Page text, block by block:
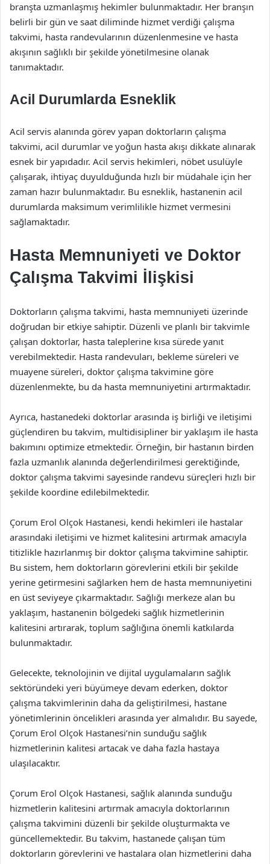
branşta uzmanlaşmış hekimler bulunmaktadır. Her branşın
belirli bir gün ve saat diliminde hizmet verdiği çalışma
takvimi, hasta randevularının düzenlenmesine ve hasta
akışının sağlıklı bir şekilde yönetilmesine olanak
tanımaktadır.
Acil Durumlarda Esneklik
Acil servis alanında görev yapan doktorların çalışma
takvimi, acil durumlar ve yoğun hasta akışı dikkate alınarak
esnek bir yapıdadır. Acil servis hekimleri, nöbet usulüyle
çalışarak, ihtiyaç duyulduğunda hızlı bir müdahale için her
zaman hazır bulunmaktadır. Bu esneklik, hastanenin acil
durumlarda maksimum verimlilikle hizmet vermesini
sağlamaktadır.
Hasta Memnuniyeti ve Doktor
Çalışma Takvimi İlişkisi
Doktorların çalışma takvimi, hasta memnuniyeti üzerinde
doğrudan bir etkiye sahiptir. Düzenli ve planlı bir takvimle
çalışan doktorlar, hasta taleplerine kısa sürede yanıt
verebilmektedir. Hasta randevuları, bekleme süreleri ve
muayene süreleri, doktor çalışma takvimine göre
düzenlenmekte, bu da hasta memnuniyetini artırmaktadır.
Ayrıca, hastanedeki doktorlar arasında iş birliği ve iletişimi
güçlendiren bu takvim, multidisipliner bir yaklaşım ile hasta
bakımını optimize etmektedir. Örneğin, bir hastanın birden
fazla uzmanlık alanında değerlendirilmesi gerektiğinde,
doktor çalışma takvimi sayesinde randevu süreçleri hızlı bir
şekilde koordine edilebilmektedir.
Çorum Erol Olçok Hastanesi, kendi hekimleri ile hastalar
arasındaki iletişimi ve hizmet kalitesini artırmak amacıyla
titizlikle hazırlanmış bir doktor çalışma takvimine sahiptir.
Bu sistem, hem doktorların görevlerini etkili bir şekilde
yerine getirmesini sağlarken hem de hasta memnuniyetini
en üst seviyeye çıkarmaktadır. Sağlığı merkeze alan bu
yaklaşım, hastanenin bölgedeki sağlık hizmetlerinin
kalitesini artırarak, toplum sağlığına önemli katkılarda
bulunmaktadır.
Gelecekte, teknolojinin ve dijital uygulamaların sağlık
sektöründeki yeri büyümeye devam ederken, doktor
çalışma takvimlerinin daha da geliştirilmesi, hastane
yönetimlerinin öncelikleri arasında yer almalıdır. Bu sayede,
Çorum Erol Olçok Hastanesi’nin sunduğu sağlık
hizmetlerinin kalitesi artacak ve daha fazla hastaya
ulaşılacaktır.
Çorum Erol Olçok Hastanesi, sağlık alanında sunduğu
hizmetlerin kalitesini artırmak amacıyla doktorlarının
çalışma takvimini düzenli bir şekilde oluşturmakta ve
güncellemektedir. Bu takvim, hastanede çalışan tüm
doktorların görevlerini ve hastalara olan hizmetlerini daha